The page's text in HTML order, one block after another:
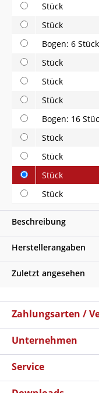
Stück
Stück
Bogen: 6 Stück
Stück
Stück
Stück
Bogen: 16
Stück
Stück
Stück
Stück
Beschreibung
Herstellerangaben
Zuletzt angesehen
Zahlungsarten /
Unternehmen
Service